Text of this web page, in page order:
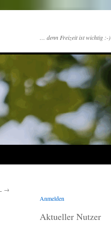
… denn Freizeit ist wichtig :-)
→
Anmelden
Aktueller Nutzer